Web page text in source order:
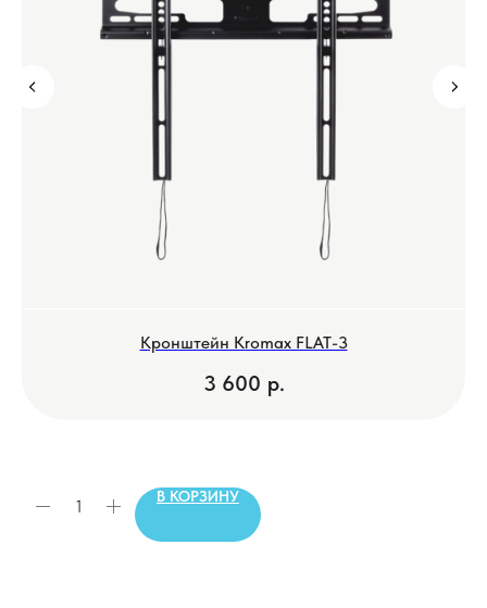
Кронштейн Kromax FLAT-3
3 600 р.
В КОРЗИНУ